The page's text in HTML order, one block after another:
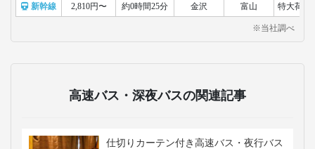
新幹線 2,810円〜 約0時間25分 金沢 富山 特大荷物
※当社調べ
高速バス・深夜バスの関連記事
仕切りカーテン付き高速バス・夜行バス